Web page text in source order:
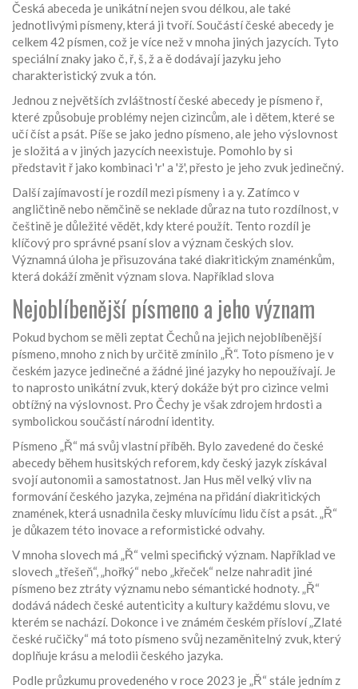
Česká abeceda je unikátní nejen svou délkou, ale také
jednotlivými písmeny, která ji tvoří. Součástí české abecedy je
celkem 42 písmen, což je více než v mnoha jiných jazycích. Tyto
speciální znaky jako č, ř, š, ž a ě dodávají jazyku jeho
charakteristický zvuk a tón.
Jednou z největších zvláštností české abecedy je písmeno ř,
které způsobuje problémy nejen cizincům, ale i dětem, které se
učí číst a psát. Píše se jako jedno písmeno, ale jeho výslovnost
je složitá a v jiných jazycích neexistuje. Pomohlo by si
představit ř jako kombinaci 'r' a 'ž', přesto je jeho zvuk jedinečný.
Další zajímavostí je rozdíl mezi písmeny i a y. Zatímco v
angličtině nebo němčině se neklade důraz na tuto rozdílnost, v
češtině je důležité vědět, kdy které použít. Tento rozdíl je
klíčový pro správné psaní slov a význam českých slov.
Významná úloha je přisuzována také diakritickým znaménkům,
která dokáží změnit význam slova. Například slova
Nejoblíbenější písmeno a jeho význam
Pokud bychom se měli zeptat Čechů na jejich nejoblíbenější
písmeno, mnoho z nich by určitě zmínilo „Ř“. Toto písmeno je v
českém jazyce jedinečné a žádné jiné jazyky ho nepoužívají. Je
to naprosto unikátní zvuk, který dokáže být pro cizince velmi
obtížný na výslovnost. Pro Čechy je však zdrojem hrdosti a
symbolickou součástí národní identity.
Písmeno „Ř“ má svůj vlastní příběh. Bylo zavedené do české
abecedy během husitských reforem, kdy český jazyk získával
svojí autonomii a samostatnost. Jan Hus měl velký vliv na
formování českého jazyka, zejména na přidání diakritických
znamének, která usnadnila česky mluvícímu lidu číst a psát. „Ř“
je důkazem této inovace a reformistické odvahy.
V mnoha slovech má „Ř“ velmi specifický význam. Například ve
slovech „třešeň“, „hořký“ nebo „křeček“ nelze nahradit jiné
písmeno bez ztráty významu nebo sémantické hodnoty. „Ř“
dodává nádech české autenticity a kultury každému slovu, ve
kterém se nachází. Dokonce i ve známém českém přísloví „Zlaté
české ručičky“ má toto písmeno svůj nezaměnitelný zvuk, který
doplňuje krásu a melodii českého jazyka.
Podle průzkumu provedeného v roce 2023 je „Ř“ stále jedním z